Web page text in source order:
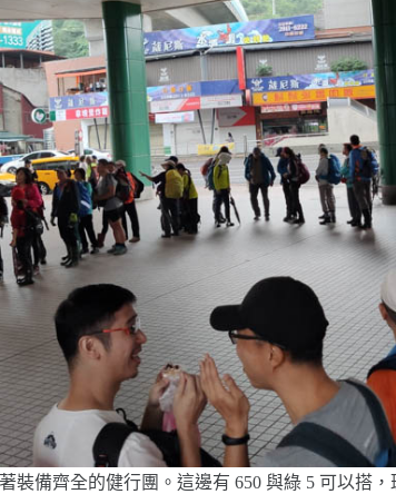
裝備齊全的健行團。這邊有 650 與綠 5 可以搭